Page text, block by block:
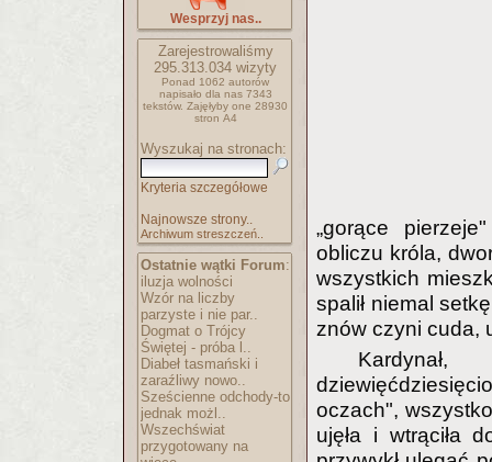
Wesprzyj nas..
Zarejestrowaliśmy
295.313.034 wizyty
Ponad 1062 autorów
napisało dla nas 7343
tekstów. Zajęłyby one 28930
stron A4
Wyszukaj na stronach:
Kryteria szczegółowe
Najnowsze strony..
Archiwum streszczeń..
Ostatnie wątki Forum:
iluzja wolności
Wzór na liczby
parzyste i nie par..
Dogmat o Trójcy
Świętej - próba l..
Diabeł tasmański i
zaraźliwy nowo..
Sześcienne odchody-to
jednak możl..
Wszechświat
przygotowany na
„gorące
obliczu króla,
wszystkich
spalił niemal
znów czyni cuda,
oczach",
ujęła i wtrąciła